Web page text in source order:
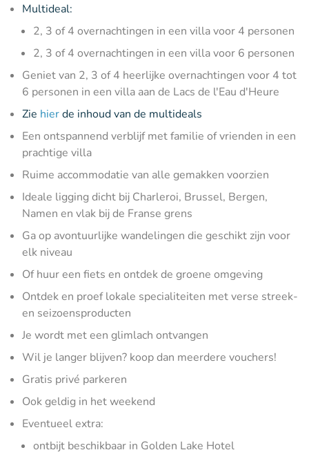
Multideal:
​2, 3 of 4 overnachtingen in een villa voor 4 personen
2, 3 of 4 overnachtingen in een villa voor 6 personen
Geniet van 2, 3 of 4 heerlijke overnachtingen voor 4 tot
6 personen in een villa aan de Lacs de l'Eau d'Heure
Zie hierde inhoud van de multideals
Een ontspannend verblijf met familie of vrienden in een
prachtige villa
Ruime accommodatie van alle gemakken voorzien
Ideale ligging dicht bij Charleroi, Brussel, Bergen,
Namen en vlak bij de Franse grens
Ga op avontuurlijke wandelingen die geschikt zijn voor
elk niveau
Of huur een fiets en ontdek de groene omgeving
Ontdek en proef lokale specialiteiten met verse streek-
en seizoensproducten
Je wordt met een glimlach ontvangen
Wil je langer blijven? koop dan meerdere vouchers!
Gratis privé parkeren
Ook geldig in het weekend
Eventueel extra:
ontbijt beschikbaar in Golden Lake Hotel